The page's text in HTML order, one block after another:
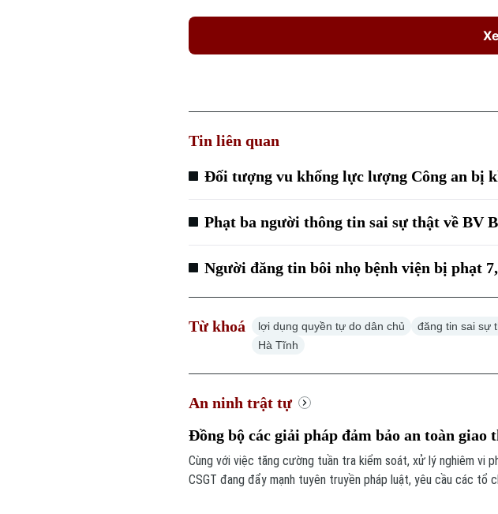
Tin liên quan
Đối tượng vu khống lực lượng Công an bị
Phạt ba người thông tin sai sự thật về BV
Người đăng tin bôi nhọ bệnh viện bị phạt
Từ khoá lợi dụng quyền tự do dân chủ đăng tin sai sự
Hà Tĩnh
An ninh trật tự
Đồng bộ các giải pháp đảm bảo an toàn giao
Cùng với việc tăng cường tuần tra kiểm soát, xử lý nghiêm vi
CSGT đang đẩy mạnh tuyên truyền pháp luật, yêu cầu các tổ